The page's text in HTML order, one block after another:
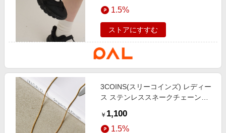
1.5%
ストアにすすむ
3COINS(スリーコインズ) レディー
ス ステンレススネークチェーンシ
￥ 1,100
1.5%